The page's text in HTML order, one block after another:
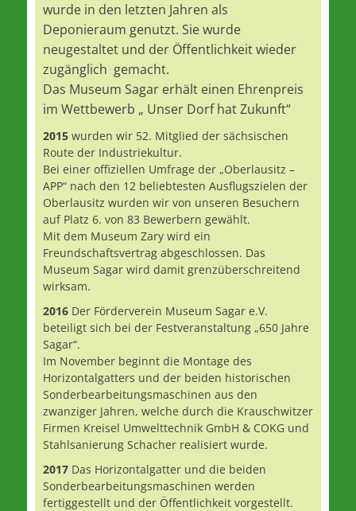
wurde in den letzten Jahren als
Deponieraum genutzt. Sie wurde
neugestaltet und der Öffentlichkeit wieder
zugänglich gemacht.
Das Museum Sagar erhält einen Ehrenpreis
im Wettbewerb „ Unser Dorf hat Zukunft“
2015 wurden wir 52. Mitglied der sächsischen
Route der Industriekultur.
Bei einer offiziellen Umfrage der „Oberlausitz –
APP“ nach den 12 beliebtesten Ausflugszielen der
Oberlausitz wurden wir von unseren Besuchern
auf Platz 6. von 83 Bewerbern gewählt.
Mit dem Museum Zary wird ein
Freundschaftsvertrag abgeschlossen. Das
Museum Sagar wird damit grenzüberschreitend
wirksam.
2016 Der Förderverein Museum Sagar e.V.
beteiligt sich bei der Festveranstaltung „650 Jahre
Sagar“.
Im November beginnt die Montage des
Horizontalgatters und der beiden historischen
Sonderbearbeitungsmaschinen aus den
zwanziger Jahren, welche durch die Krauschwitzer
Firmen Kreisel Umwelttechnik GmbH & COKG und
Stahlsanierung Schacher realisiert wurde.
2017 Das Horizontalgatter und die beiden
Sonderbearbeitungsmaschinen werden
fertiggestellt und der Öffentlichkeit vorgestellt.